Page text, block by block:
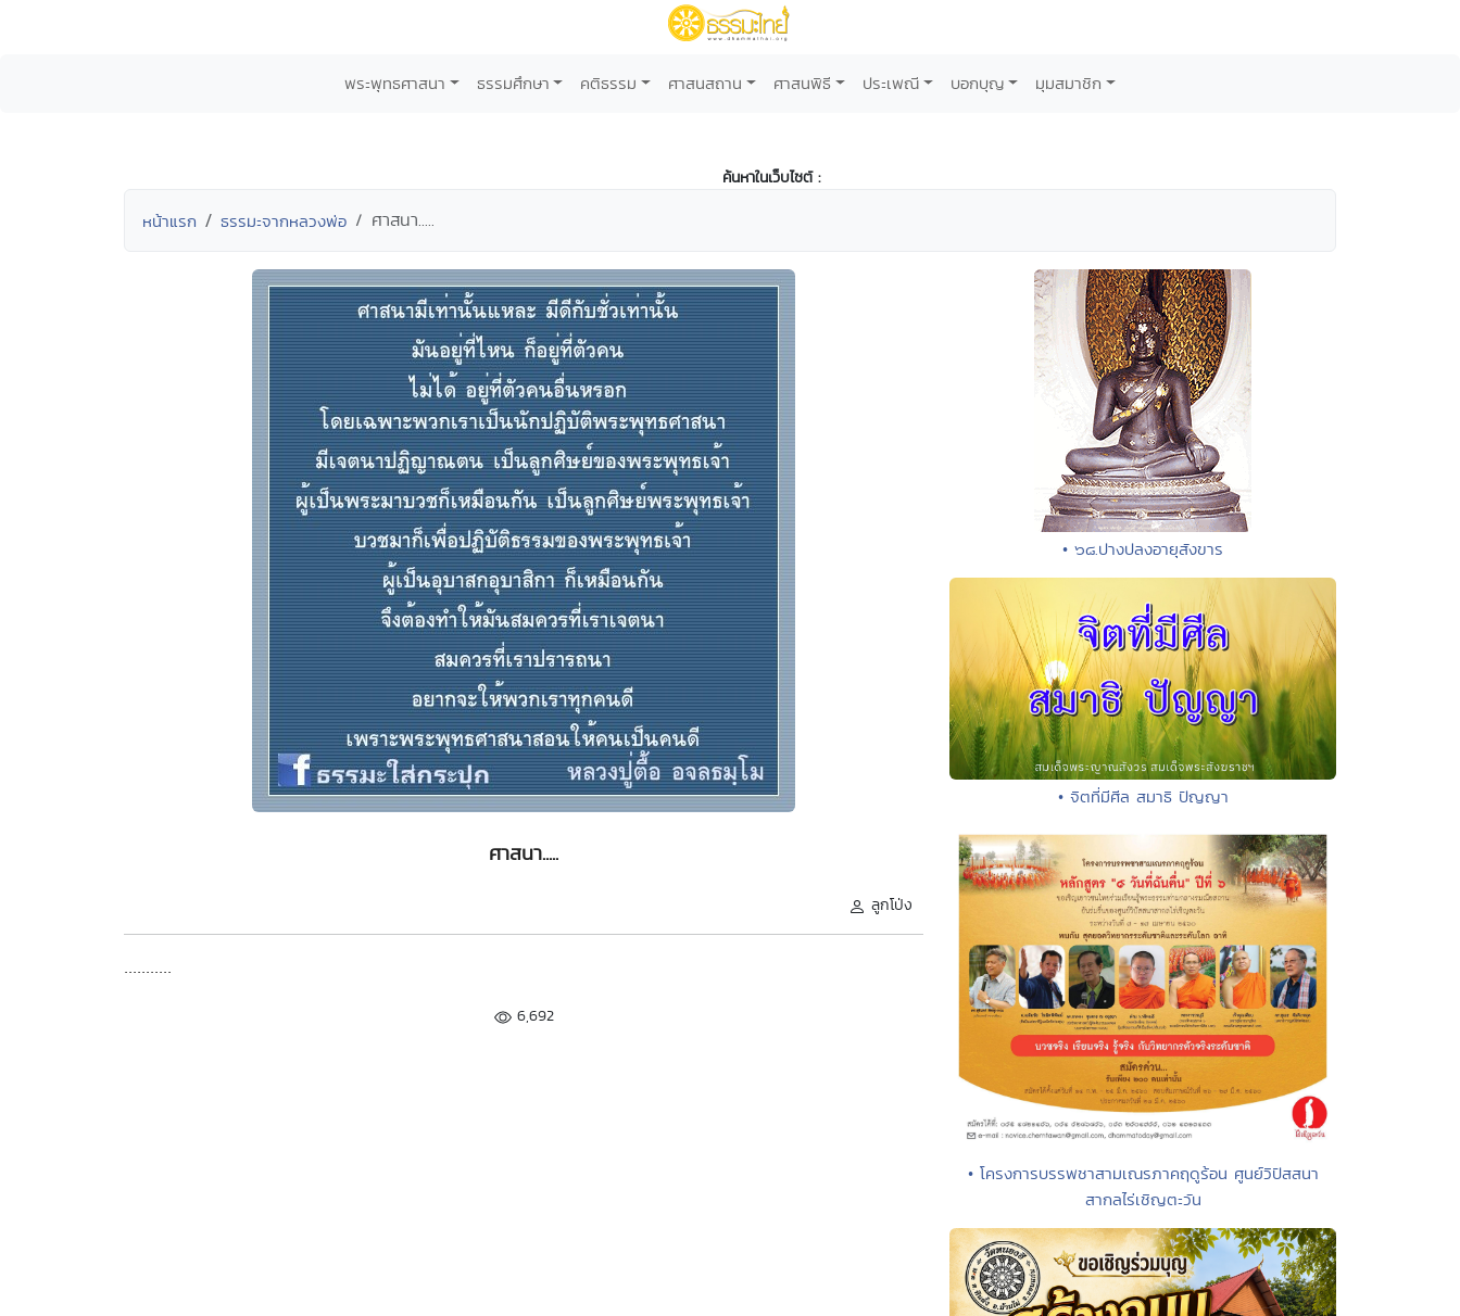
พระพุทธศาสนา ธรรมศึกษา คติธรรม ศาสนสถาน ศาสนพิธี ประเพณี บอกบุญ มุมสมาชิก
ค้นหาในเว็บไซต์ :
หน้าแรก ธรรมะจากหลวงพ่อ ศาสนา.....
ศาสนา.....
ลูกโป่ง
...........
6,692
• ๖๘.ปางปลงอายุสังขาร
• จิตที่มีศีล สมาธิ ปัญญา
• โครงการบรรพชาสามเณรภาคฤดูร้อน ศูนย์วิปัสสนา
สากลไร่เชิญตะวัน